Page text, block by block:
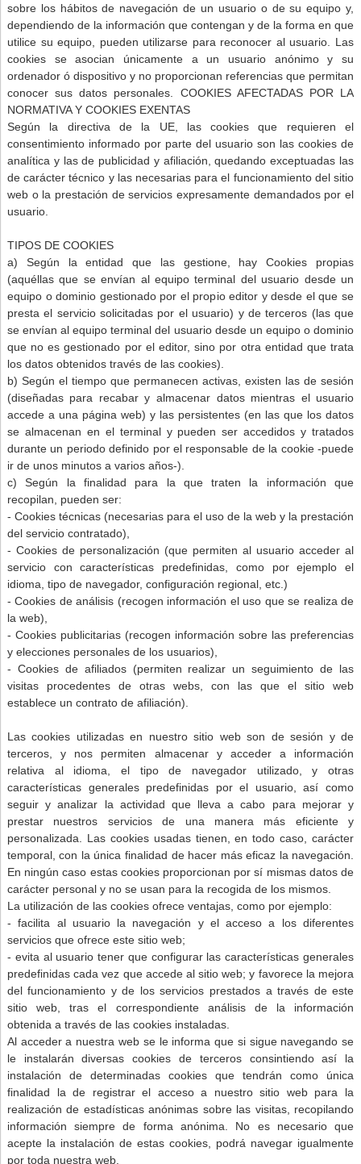
sobre los hábitos de navegación de un usuario o de su equipo y,
dependiendo de la información que contengan y de la forma en que
utilice su equipo, pueden utilizarse para reconocer al usuario. Las
cookies se asocian únicamente a un usuario anónimo y su
ordenador ó dispositivo y no proporcionan referencias que permitan
conocer sus datos personales. COOKIES AFECTADAS POR LA
NORMATIVA Y COOKIES EXENTAS
Según la directiva de la UE, las cookies que requieren el
consentimiento informado por parte del usuario son las cookies de
analítica y las de publicidad y afiliación, quedando exceptuadas las
de carácter técnico y las necesarias para el funcionamiento del sitio
web o la prestación de servicios expresamente demandados por el
usuario.
TIPOS DE COOKIES
a) Según la entidad que las gestione, hay Cookies propias
(aquéllas que se envían al equipo terminal del usuario desde un
equipo o dominio gestionado por el propio editor y desde el que se
presta el servicio solicitadas por el usuario) y de terceros (las que
se envían al equipo terminal del usuario desde un equipo o dominio
que no es gestionado por el editor, sino por otra entidad que trata
los datos obtenidos través de las cookies).
b) Según el tiempo que permanecen activas, existen las de sesión
(diseñadas para recabar y almacenar datos mientras el usuario
accede a una página web) y las persistentes (en las que los datos
se almacenan en el terminal y pueden ser accedidos y tratados
durante un periodo definido por el responsable de la cookie -puede
ir de unos minutos a varios años-).
c) Según la finalidad para la que traten la información que
recopilan, pueden ser:
- Cookies técnicas (necesarias para el uso de la web y la prestación
del servicio contratado),
- Cookies de personalización (que permiten al usuario acceder al
servicio con características predefinidas, como por ejemplo el
idioma, tipo de navegador, configuración regional, etc.)
- Cookies de análisis (recogen información el uso que se realiza de
la web),
- Cookies publicitarias (recogen información sobre las preferencias
y elecciones personales de los usuarios),
- Cookies de afiliados (permiten realizar un seguimiento de las
visitas procedentes de otras webs, con las que el sitio web
establece un contrato de afiliación).
Las cookies utilizadas en nuestro sitio web son de sesión y de
terceros, y nos permiten almacenar y acceder a información
relativa al idioma, el tipo de navegador utilizado, y otras
características generales predefinidas por el usuario, así como
seguir y analizar la actividad que lleva a cabo para mejorar y
prestar nuestros servicios de una manera más eficiente y
personalizada. Las cookies usadas tienen, en todo caso, carácter
temporal, con la única finalidad de hacer más eficaz la navegación.
En ningún caso estas cookies proporcionan por sí mismas datos de
carácter personal y no se usan para la recogida de los mismos.
La utilización de las cookies ofrece ventajas, como por ejemplo:
- facilita al usuario la navegación y el acceso a los diferentes
servicios que ofrece este sitio web;
- evita al usuario tener que configurar las características generales
predefinidas cada vez que accede al sitio web; y favorece la mejora
del funcionamiento y de los servicios prestados a través de este
sitio web, tras el correspondiente análisis de la información
obtenida a través de las cookies instaladas.
Al acceder a nuestra web se le informa que si sigue navegando se
le instalarán diversas cookies de terceros consintiendo así la
instalación de determinadas cookies que tendrán como única
finalidad la de registrar el acceso a nuestro sitio web para la
realización de estadísticas anónimas sobre las visitas, recopilando
información siempre de forma anónima. No es necesario que
acepte la instalación de estas cookies, podrá navegar igualmente
por toda nuestra web.